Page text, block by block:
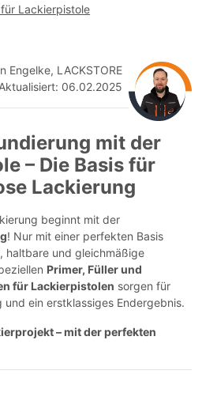
Lackierpistole
Engelke, LACKSTORE
06.02.2025
mit der
– Die Basis für
Lackierung
beginnt mit der
! Nur mit einer perfekten Basis
haltbare und gleichmäßige
Primer, Füller und
für Lackierpistolen sorgen für
ein erstklassiges Endergebnis.
– mit der perfekten